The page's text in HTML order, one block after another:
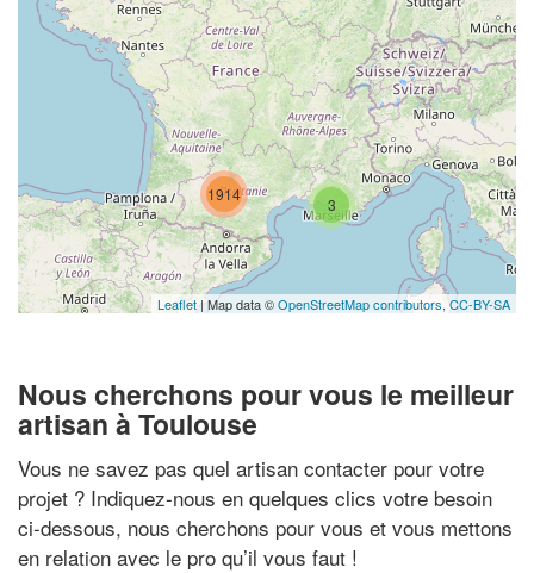
3
1914
Leaflet | Map data ©OpenStreetMap contributors, CC-BY-SA
Nous cherchons pour vous le meilleur
artisan à Toulouse
Vous ne savez pas quel artisan contacter pour votre
projet ? Indiquez-nous en quelques clics votre besoin
ci-dessous, nous cherchons pour vous et vous mettons
en relation avec le pro qu’il vous faut !